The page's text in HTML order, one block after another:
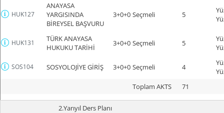
HUK127
ANAYASA
YARGISINDA
BİREYSEL BAŞVURU
3+0+0 Seçmeli 5
HUK131
TÜRK ANAYASA
HUKUKU TARİHİ
3+0+0 Seçmeli 5
SOS104 SOSYOLOJİYE GİRİŞ 3+0+0 Seçmeli 4
Toplam AKTS
71
2.Yarıyıl Ders Planı